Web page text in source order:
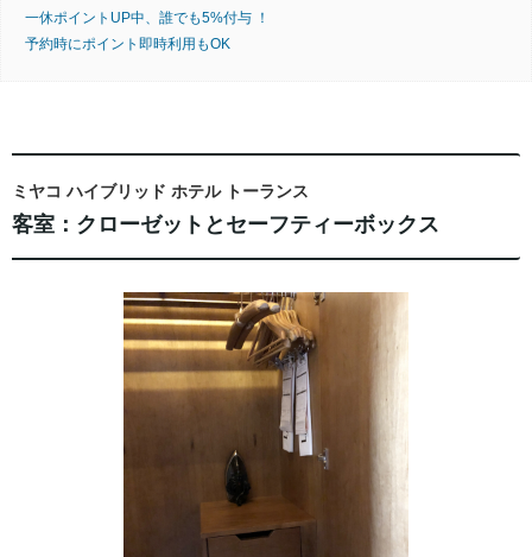
一休ポイントUP中、誰でも5%付与 ！
予約時にポイント即時利用もOK
ミヤコ ハイブリッド ホテル トーランス
客室：クローゼットとセーフティーボックス